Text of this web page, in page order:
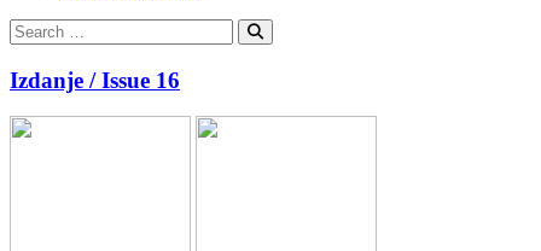
Search
for:
Search
Izdanje / Issue 16